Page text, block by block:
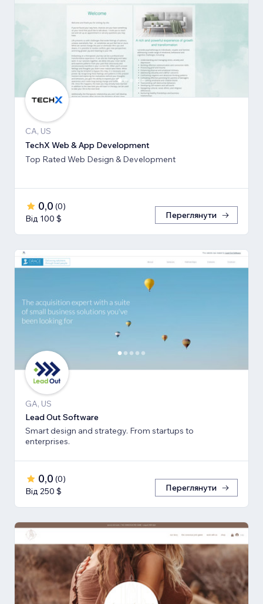
CA, US
TechX Web & App Development
Top Rated Web Design & Development
0,0 (0)
Від 100 $
Переглянути
GA, US
Lead Out Software
Smart design and strategy. From startups to
enterprises.
0,0 (0)
Від 250 $
Переглянути